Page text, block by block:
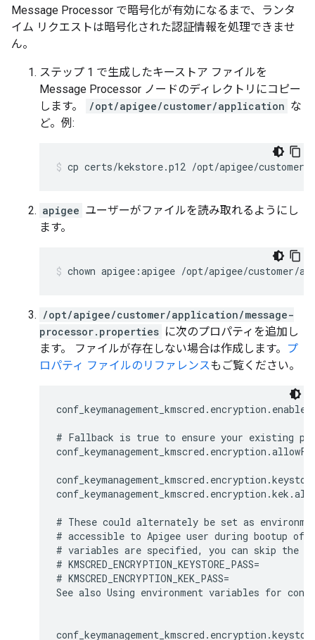
Message Processor で暗号化が有効になるまで、ランタ
イム リクエストは暗号化された認証情報を処理できませ
ん。
ステップ 1 で生成したキーストア ファイルを
Message Processor ノードのディレクトリにコピー
します。
/opt/apigee/customer/application な
ど。例:
cp certs/kekstore.p12 /opt/apigee/
apigee ユーザーがファイルを読み取れるようにし
ます。
chown apigee:apigee /opt/apigee/customer/
/opt/apigee/customer/application/message-
processor.properties に次のプロパティを追加し
ます。 ファイルが存在しない場合は作成します。
プ
ロパティ ファイルのリファレンスもご覧ください。
# Fallback is true to ensure your existing
# These could alternately be set as
# accessible to Apigee user during bootup of
# variables are specified, you can skip the
# KMSCRED_ENCRYPTION_KEYSTORE_PASS=
# KMSCRED_ENCRYPTION_KEK_PASS=
See also Using environment variables for